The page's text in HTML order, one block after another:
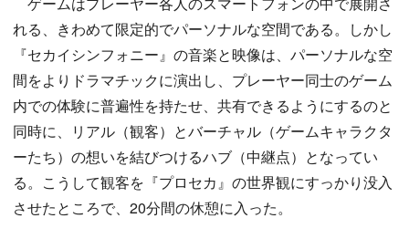
れる、きわめて限定的でパーソナルな空間である。しかし
『セカイシンフォニー』の音楽と映像は、パーソナルな空
間をよりドラマチックに演出し、プレーヤー同士のゲーム
内での体験に普遍性を持たせ、共有できるようにするのと
同時に、リアル（観客）とバーチャル（ゲームキャラクタ
ーたち）の想いを結びつけるハブ（中継点）となってい
る。こうして観客を『プロセカ』の世界観にすっかり没入
させたところで、20分間の休憩に入った。